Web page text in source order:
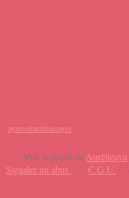
ayurvedaetmassages
Voir le profil de Aurélieayu
Signaler un abus
C.G.U.